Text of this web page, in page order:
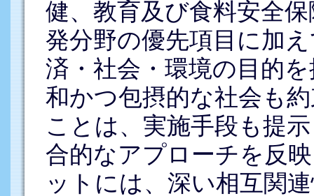
健、教育及び食料安全
発分野の優先項目に加
済・社会・環境の目的
和かつ包摂的な社会も
ことは、実施手段も提
合的なアプローチを反
ットには、深い相互関